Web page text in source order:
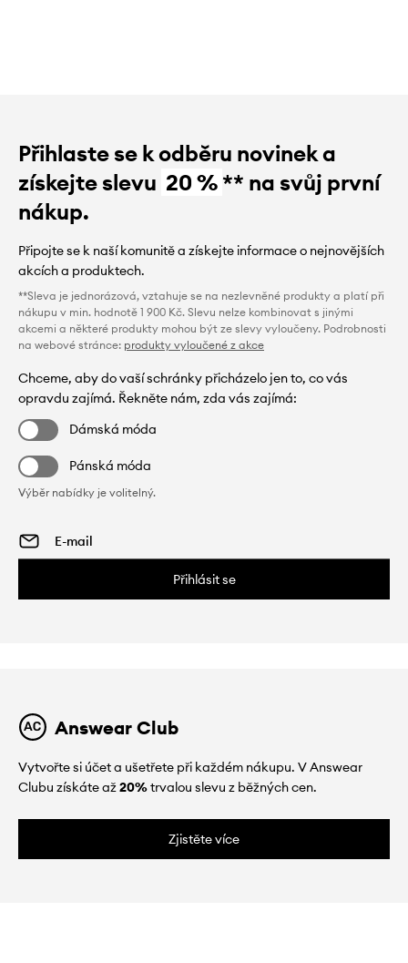
Přihlaste se k odběru novinek a
získejte slevu 20 %** na svůj první
nákup.
Připojte se k naší komunitě a získejte informace o nejnovějších
akcích a produktech.
**Sleva je jednorázová, vztahuje se na nezlevněné produkty a platí při
nákupu v min. hodnotě 1 900 Kč. Slevu nelze kombinovat s jinými
akcemi a některé produkty mohou být ze slevy vyloučeny. Podrobnosti
na webové stránce: produkty vyloučené z akce
Chceme, aby do vaší schránky přicházelo jen to, co vás
opravdu zajímá. Řekněte nám, zda vás zajímá:
Dámská móda
Pánská móda
Výběr nabídky je volitelný.
Přihlásit se
Answear Club
Vytvořte si účet a ušetřete při každém nákupu. V Answear
Clubu získáte až20%trvalou slevu z běžných cen.
Zjistěte více